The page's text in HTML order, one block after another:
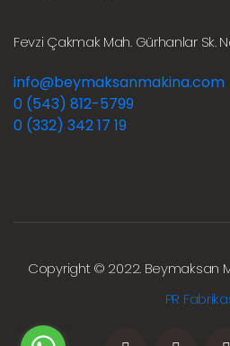
Fevzi Çakmak Mah. Gürhanlar Sk.
info@beymaksanmakina.com
0 (543) 812-5799
0 (332) 342 17 19
Copyright © 2022. Beymaksan
PR